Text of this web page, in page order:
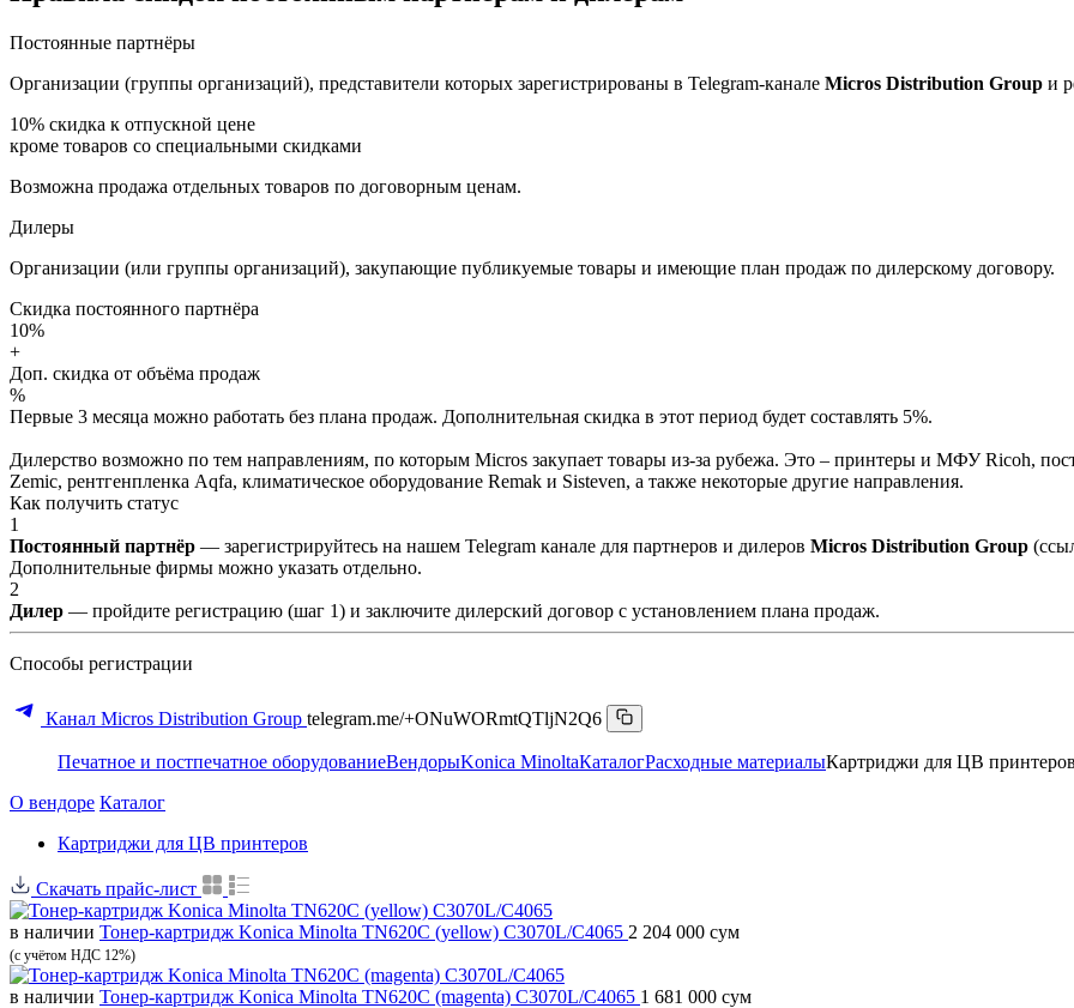
Постоянные партнёры
Организации (группы организаций), представители которых зарегистрированы в Telegram-канале Micros Distribution Group и
10% скидка к отпускной цене
кроме товаров со специальными скидками
Возможна продажа отдельных товаров по договорным ценам.
Дилеры
Организации (или группы организаций), закупающие публикуемые товары и имеющие план продаж по дилерскому договору.
Скидка постоянного партнёра
10%
+
Доп. скидка от объёма продаж
%
Первые 3 месяца можно работать без плана продаж. Дополнительная скидка в этот период будет составлять 5%.
Дилерство возможно по тем направлениям, по которым Micros закупает товары из-за рубежа. Это – принтеры и МФУ Ricoh,
Zemic, рентгенпленка Aqfa, климатическое оборудование Remak и Sisteven, а также некоторые другие направления.
Как получить статус
1
Постоянный партнёр — зарегистрируйтесь на нашем Telegram канале для партнеров и дилеров Micros Distribution Group
Дополнительные фирмы можно указать отдельно.
2
Дилер — пройдите регистрацию (шаг 1) и заключите дилерский договор с установлением плана продаж.
Способы регистрации
Канал Micros Distribution Group telegram.me/+ONuWORmtQTljN2Q6
Печатное и постпечатное оборудованиеВендорыKonica MinoltaКаталогРасходные материалыКартриджи для ЦВ принтеров
О вендоре Каталог
Картриджи для ЦВ принтеров
Скачать прайс-лист
в наличии Тонер-картридж Konica Minolta TN620C (yellow) C3070L/C4065 2 204 000 сум
(с учётом НДС 12%)
в наличии Тонер-картридж Konica Minolta TN620C (magenta) C3070L/C4065 1 681 000 сум